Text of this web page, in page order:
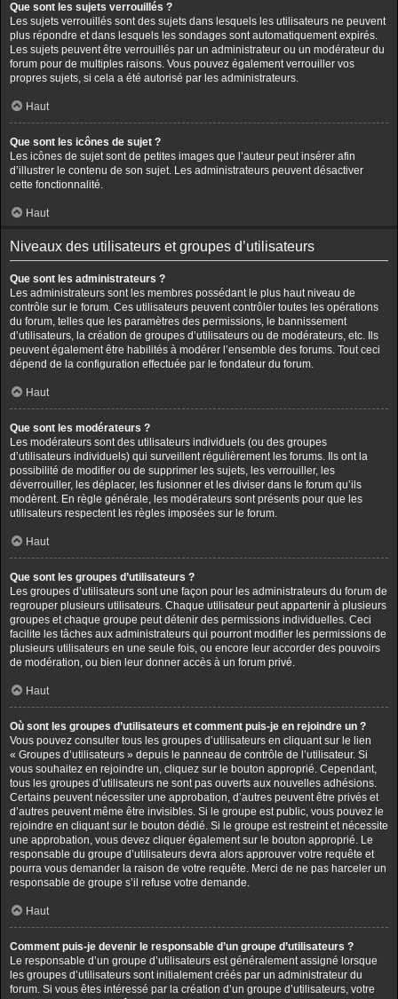
Que sont les sujets verrouillés ?
Les sujets verrouillés sont des sujets dans lesquels les utilisateurs ne peuvent
plus répondre et dans lesquels les sondages sont automatiquement expirés.
Les sujets peuvent être verrouillés par un administrateur ou un modérateur du
forum pour de multiples raisons. Vous pouvez également verrouiller vos
propres sujets, si cela a été autorisé par les administrateurs.
Haut
Que sont les icônes de sujet ?
Les icônes de sujet sont de petites images que l’auteur peut insérer afin
d’illustrer le contenu de son sujet. Les administrateurs peuvent désactiver
cette fonctionnalité.
Haut
Niveaux des utilisateurs et groupes d’utilisateurs
Que sont les administrateurs ?
Les administrateurs sont les membres possédant le plus haut niveau de
contrôle sur le forum. Ces utilisateurs peuvent contrôler toutes les opérations
du forum, telles que les paramètres des permissions, le bannissement
d’utilisateurs, la création de groupes d’utilisateurs ou de modérateurs, etc. Ils
peuvent également être habilités à modérer l’ensemble des forums. Tout ceci
dépend de la configuration effectuée par le fondateur du forum.
Haut
Que sont les modérateurs ?
Les modérateurs sont des utilisateurs individuels (ou des groupes
d’utilisateurs individuels) qui surveillent régulièrement les forums. Ils ont la
possibilité de modifier ou de supprimer les sujets, les verrouiller, les
déverrouiller, les déplacer, les fusionner et les diviser dans le forum qu’ils
modèrent. En règle générale, les modérateurs sont présents pour que les
utilisateurs respectent les règles imposées sur le forum.
Haut
Que sont les groupes d’utilisateurs ?
Les groupes d’utilisateurs sont une façon pour les administrateurs du forum de
regrouper plusieurs utilisateurs. Chaque utilisateur peut appartenir à plusieurs
groupes et chaque groupe peut détenir des permissions individuelles. Ceci
facilite les tâches aux administrateurs qui pourront modifier les permissions de
plusieurs utilisateurs en une seule fois, ou encore leur accorder des pouvoirs
de modération, ou bien leur donner accès à un forum privé.
Haut
Où sont les groupes d’utilisateurs et comment puis-je en rejoindre un ?
Vous pouvez consulter tous les groupes d’utilisateurs en cliquant sur le lien
« Groupes d’utilisateurs » depuis le panneau de contrôle de l’utilisateur. Si
vous souhaitez en rejoindre un, cliquez sur le bouton approprié. Cependant,
tous les groupes d’utilisateurs ne sont pas ouverts aux nouvelles adhésions.
Certains peuvent nécessiter une approbation, d’autres peuvent être privés et
d’autres peuvent même être invisibles. Si le groupe est public, vous pouvez le
rejoindre en cliquant sur le bouton dédié. Si le groupe est restreint et nécessite
une approbation, vous devez cliquer également sur le bouton approprié. Le
responsable du groupe d’utilisateurs devra alors approuver votre requête et
pourra vous demander la raison de votre requête. Merci de ne pas harceler un
responsable de groupe s’il refuse votre demande.
Haut
Comment puis-je devenir le responsable d’un groupe d’utilisateurs ?
Le responsable d’un groupe d’utilisateurs est généralement assigné lorsque
les groupes d’utilisateurs sont initialement créés par un administrateur du
forum. Si vous êtes intéressé par la création d’un groupe d’utilisateurs, votre